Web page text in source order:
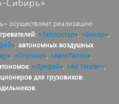
осуществляет реализацию
: «Теплостар» «Бинар»
; автономных воздушных
«Спутник» «АвтоТепло»
: «Лунфей», «Air Heater»,
для грузовиков;
.